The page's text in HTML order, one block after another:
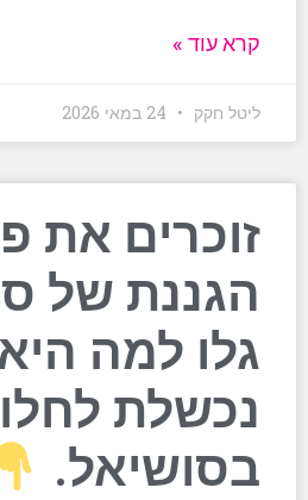
קרא עוד »
ליטל חקק
זוכרים את
הגננת של
גלו למה
נכשלת
בסושיאל.